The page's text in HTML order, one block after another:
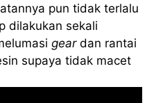
pun tidak terlalu
dilakukan sekali
geardan rantai
supaya tidak macet